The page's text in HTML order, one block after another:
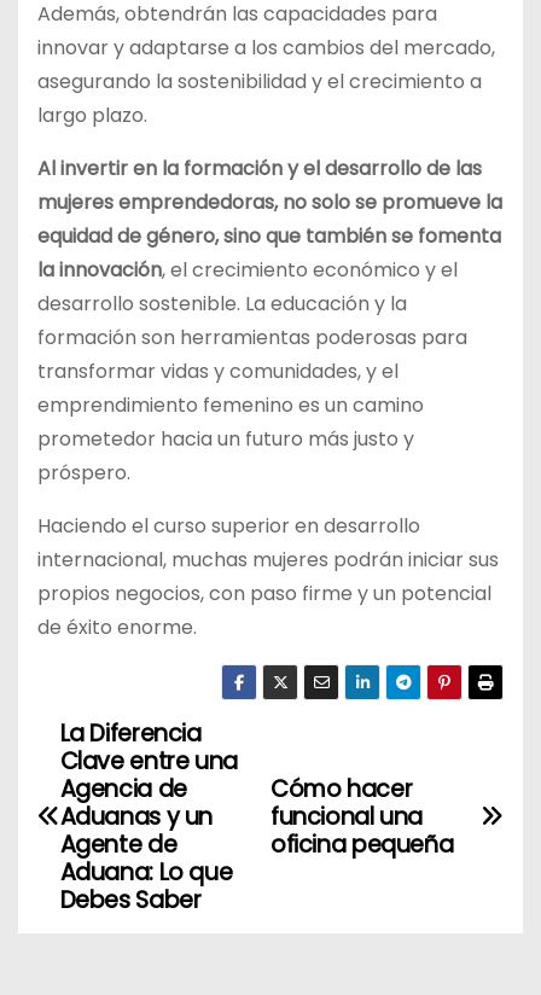
Además, obtendrán las capacidades para
innovar y adaptarse a los cambios del mercado,
asegurando la sostenibilidad y el crecimiento a
largo plazo.
Al invertir en la formación y el desarrollo de las
mujeres emprendedoras, no solo se promueve la
equidad de género, sino que también se fomenta
la innovación, el crecimiento económico y el
desarrollo sostenible. La educación y la
formación son herramientas poderosas para
transformar vidas y comunidades, y el
emprendimiento femenino es un camino
prometedor hacia un futuro más justo y
próspero.
Haciendo el curso superior en desarrollo
internacional, muchas mujeres podrán iniciar sus
propios negocios, con paso firme y un potencial
de éxito enorme.
N
a
Cómo hacer
funcional una
oficina pequeña
La Diferencia
Clave entre una
Agencia de
Aduanas y un
Agente de
Aduana: Lo que
Debes Saber